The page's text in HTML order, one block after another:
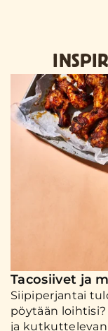
Tacosiivet ja
Siipiperjantai
pöytään
ja